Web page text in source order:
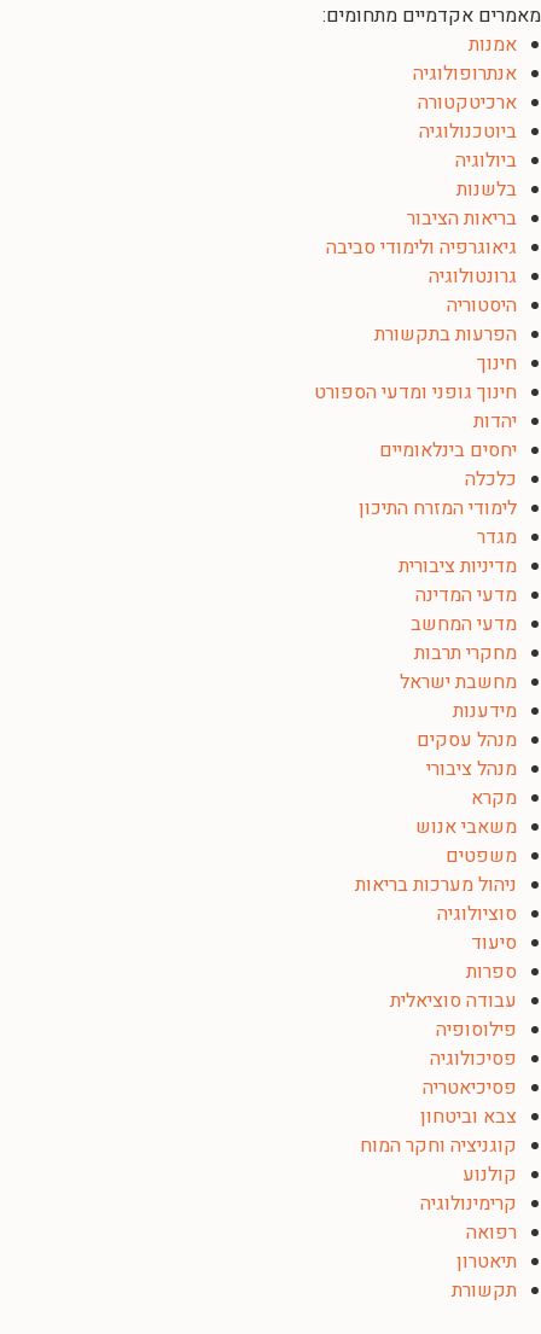
מאמרים אקדמיים מתחומים:
אמנות
אנתרופולוגיה
ארכיטקטורה
ביוטכנולוגיה
ביולוגיה
בלשנות
בריאות הציבור
גיאוגרפיה ולימודי סביבה
גרונטולוגיה
היסטוריה
הפרעות בתקשורת
חינוך
חינוך גופני ומדעי הספורט
יהדות
יחסים בינלאומיים
כלכלה
לימודי המזרח התיכון
מגדר
מדיניות ציבורית
מדעי המדינה
מדעי המחשב
מחקרי תרבות
מחשבת ישראל
מידענות
מנהל עסקים
מנהל ציבורי
מקרא
משאבי אנוש
משפטים
ניהול מערכות בריאות
סוציולוגיה
סיעוד
ספרות
עבודה סוציאלית
פילוסופיה
פסיכולוגיה
פסיכיאטריה
צבא וביטחון
קוגניציה וחקר המוח
קולנוע
קרימינולוגיה
רפואה
תיאטרון
תקשורת